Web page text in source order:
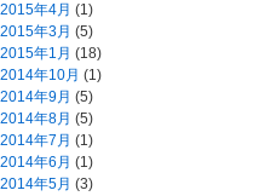
2015年4月 (1)
2015年3月 (5)
2015年1月 (18)
2014年10月 (1)
2014年9月 (5)
2014年8月 (5)
2014年7月 (1)
2014年6月 (1)
2014年5月 (3)